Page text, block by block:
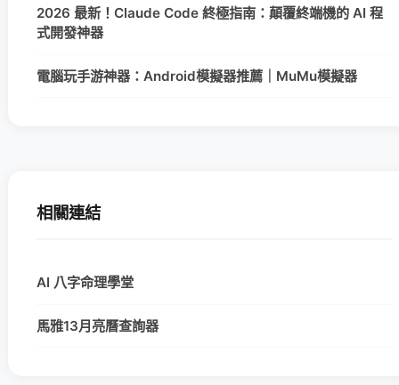
2026 最新！Claude Code 終極指南：顛覆終端機的 AI 程
式開發神器
電腦玩手游神器：Android模擬器推薦｜MuMu模擬器
相關連結
AI 八字命理學堂
馬雅13月亮曆查詢器